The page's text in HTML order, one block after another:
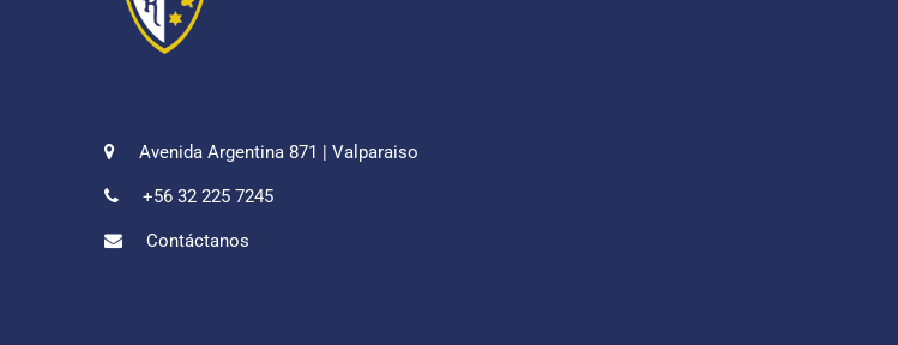
Avenida Argentina 871 | Valparaiso
+56 32 225 7245
Contáctanos